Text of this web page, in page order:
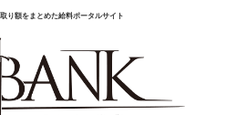
り額をまとめた給料ポータルサイト